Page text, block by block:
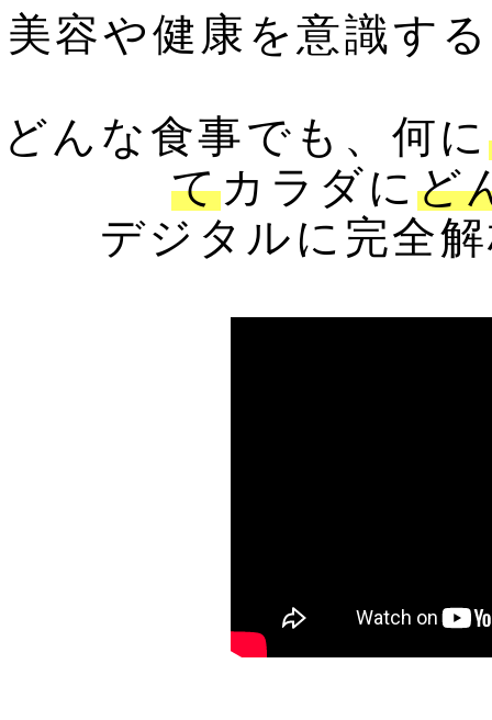
美容や健康を意識す
どんな食事でも、何に
てカラダにど
デジタルに完全